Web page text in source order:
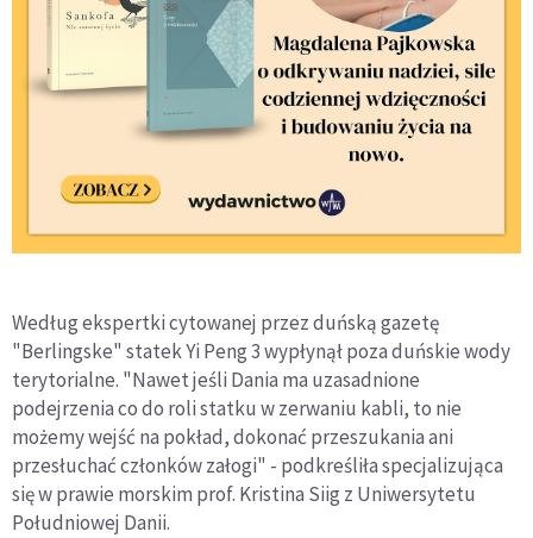
Według ekspertki cytowanej przez duńską gazetę
"Berlingske" statek Yi Peng 3 wypłynął poza duńskie wody
terytorialne. "Nawet jeśli Dania ma uzasadnione
podejrzenia co do roli statku w zerwaniu kabli, to nie
możemy wejść na pokład, dokonać przeszukania ani
przesłuchać członków załogi" - podkreśliła specjalizująca
się w prawie morskim prof. Kristina Siig z Uniwersytetu
Południowej Danii.